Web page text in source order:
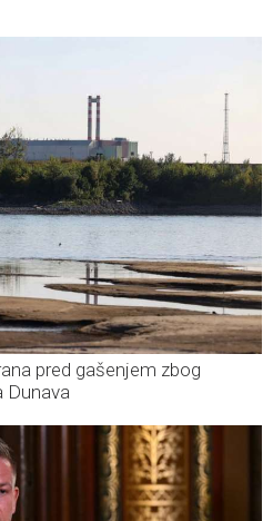
pred gašenjem zbog
Dunava